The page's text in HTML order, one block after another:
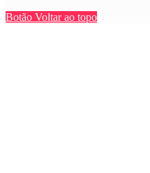
Botão Voltar ao topo